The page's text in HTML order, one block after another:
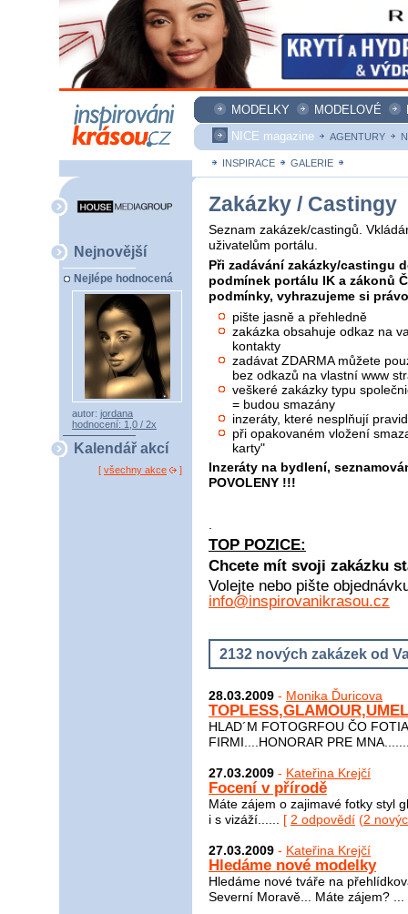
MODELKY MODELOVÉ
NICE magazine
AGENTURY
INSPIRACE GALERIE
Nejnovější
Nejlépe hodnocená
autor: jordana
hodnocení: 1,0 / 2x
Kalendář akcí
[ všechny akce ]
Zakázky / Castingy
Seznam zakázek/castingů.
uživatelům portálu.
Při zadávání zakázky/castingu
podmínek portálu IK a zákonů
podmínky, vyhrazujeme si
pište jasně a přehledně
zakázka obsahuje odkaz na
kontakty
zadávat ZDARMA můžete
bez odkazů na vlastní www
veškeré zakázky typu
= budou smazány
inzeráty, které nesplňují
při opakovaném vložení
karty"
Inzeráty na bydlení,
POVOLENY !!!
TOP POZICE:
Chcete mít svoji zakázku
Volejte nebo pište
info@inspirovanikrasou.cz
2132 nových zakázek od
28.03.2009 - Monika Ďuricova
HLAD´M FOTOGRFOU ČO
FIRMI....HONORAR PRE
27.03.2009 - Kateřina Krejčí
Focení v přírodě
Máte zájem o zajimavé fotky styl
i s vizáží...... [ 2 odpovědí (2
27.03.2009 - Kateřina Krejčí
Hledáme nové modelky
Hledáme nové tváře na
Severní Moravě... Máte zájem? ...